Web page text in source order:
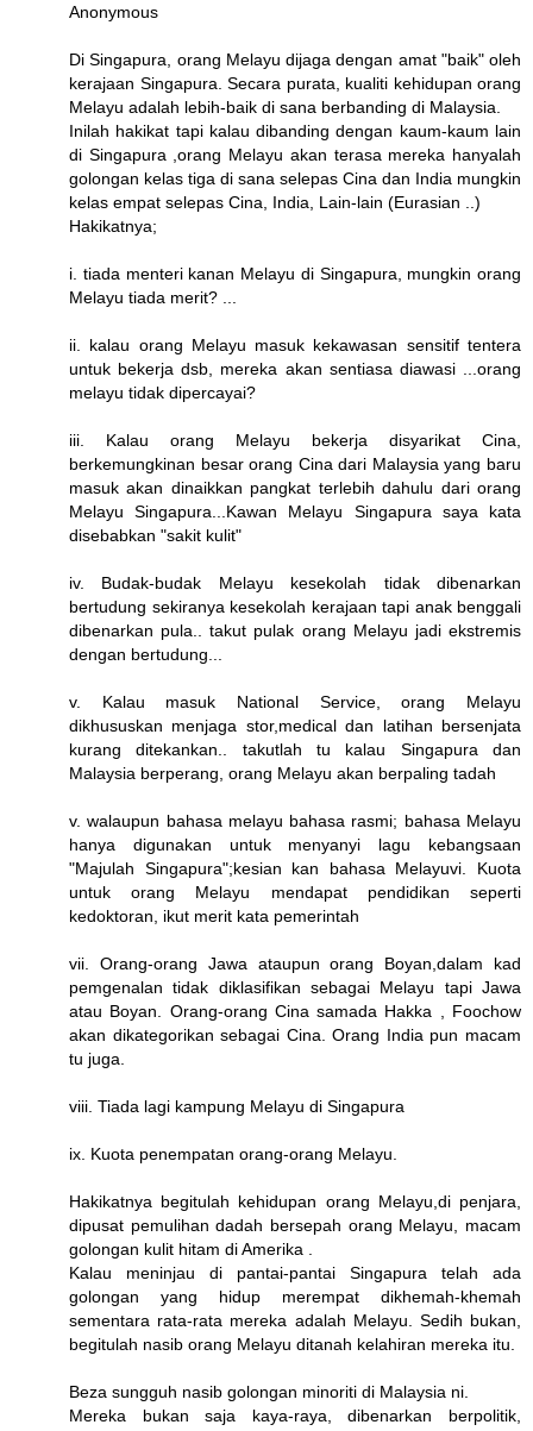
Anonymous
Di Singapura, orang Melayu dijaga dengan amat "baik" oleh
kerajaan Singapura. Secara purata, kualiti kehidupan orang
Melayu adalah lebih-baik di sana berbanding di Malaysia.
Inilah hakikat tapi kalau dibanding dengan kaum-kaum lain
di Singapura ,orang Melayu akan terasa mereka hanyalah
golongan kelas tiga di sana selepas Cina dan India mungkin
kelas empat selepas Cina, India, Lain-lain (Eurasian ..)
Hakikatnya;
i. tiada menteri kanan Melayu di Singapura, mungkin orang
Melayu tiada merit? ...
ii. kalau orang Melayu masuk kekawasan sensitif tentera
untuk bekerja dsb, mereka akan sentiasa diawasi ...orang
melayu tidak dipercayai?
iii. Kalau orang Melayu bekerja disyarikat Cina,
berkemungkinan besar orang Cina dari Malaysia yang baru
masuk akan dinaikkan pangkat terlebih dahulu dari orang
Melayu Singapura...Kawan Melayu Singapura saya kata
disebabkan "sakit kulit"
iv. Budak-budak Melayu kesekolah tidak dibenarkan
bertudung sekiranya kesekolah kerajaan tapi anak benggali
dibenarkan pula.. takut pulak orang Melayu jadi ekstremis
dengan bertudung...
v. Kalau masuk National Service, orang Melayu
dikhususkan menjaga stor,medical dan latihan bersenjata
kurang ditekankan.. takutlah tu kalau Singapura dan
Malaysia berperang, orang Melayu akan berpaling tadah
v. walaupun bahasa melayu bahasa rasmi; bahasa Melayu
hanya digunakan untuk menyanyi lagu kebangsaan
"Majulah Singapura";kesian kan bahasa Melayuvi. Kuota
untuk orang Melayu mendapat pendidikan seperti
kedoktoran, ikut merit kata pemerintah
vii. Orang-orang Jawa ataupun orang Boyan,dalam kad
pemgenalan tidak diklasifikan sebagai Melayu tapi Jawa
atau Boyan. Orang-orang Cina samada Hakka , Foochow
akan dikategorikan sebagai Cina. Orang India pun macam
tu juga.
viii. Tiada lagi kampung Melayu di Singapura
ix. Kuota penempatan orang-orang Melayu.
Hakikatnya begitulah kehidupan orang Melayu,di penjara,
dipusat pemulihan dadah bersepah orang Melayu, macam
golongan kulit hitam di Amerika .
Kalau meninjau di pantai-pantai Singapura telah ada
golongan yang hidup merempat dikhemah-khemah
sementara rata-rata mereka adalah Melayu. Sedih bukan,
begitulah nasib orang Melayu ditanah kelahiran mereka itu.
Beza sungguh nasib golongan minoriti di Malaysia ni.
Mereka bukan saja kaya-raya, dibenarkan berpolitik,